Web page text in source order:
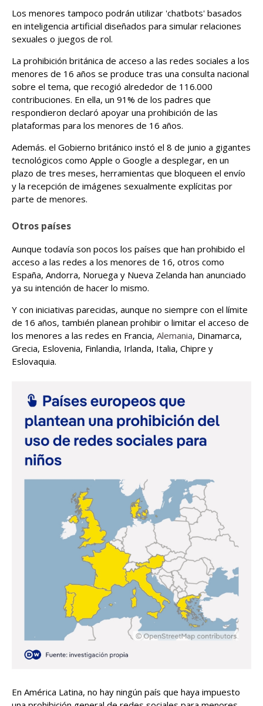
Los menores tampoco podrán utilizar 'chatbots' basados
en inteligencia artificial diseñados para simular relaciones
sexuales o juegos de rol.
La prohibición británica de acceso a las redes sociales a los
menores de 16 años se produce tras una consulta nacional
sobre el tema, que recogió alrededor de 116.000
contribuciones. En ella, un 91% de los padres que
respondieron declaró apoyar una prohibición de las
plataformas para los menores de 16 años.
Además. el Gobierno británico instó el 8 de junio a gigantes
tecnológicos como Apple o Google a desplegar, en un
plazo de tres meses, herramientas que bloqueen el envío
y la recepción de imágenes sexualmente explícitas por
parte de menores.
Otros países
Aunque todavía son pocos los países que han prohibido el
acceso a las redes a los menores de 16, otros como
España, Andorra, Noruega y Nueva Zelanda han anunciado
ya su intención de hacer lo mismo.
Y con iniciativas parecidas, aunque no siempre con el límite
de 16 años, también planean prohibir o limitar el acceso de
los menores a las redes en Francia, Alemania, Dinamarca,
Grecia, Eslovenia, Finlandia, Irlanda, Italia, Chipre y
Eslovaquia.
En América Latina, no hay ningún país que haya impuesto